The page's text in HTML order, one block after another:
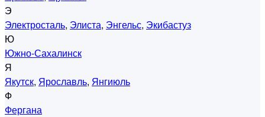
Э
Электросталь, Элиста, Энгельс, Экибастуз
Ю
Южно-Сахалинск
Я
Якутск, Ярославль, Янгиюль
Ф
Фергана